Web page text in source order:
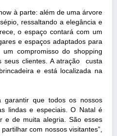
à parte: além de uma árvore
ressaltando a elegância e
o espaço contará com um
e espaços adaptados para
compromisso do shopping
seus clientes. A atração custa
e está localizada na
garantir que todos os nossos
lindas e especiais. O Natal é
e de muita alegria. São esses
com nossos visitantes”,